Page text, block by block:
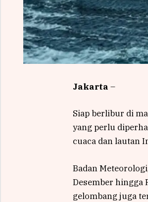
Jakarta –
Siap berlibur di
yang perlu
cuaca dan lautan
Badan
Desember hingga
gelombang juga